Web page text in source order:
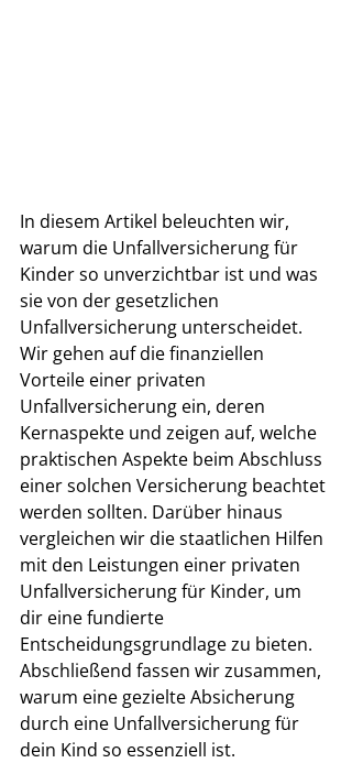
In diesem Artikel beleuchten wir,
warum die Unfallversicherung für
Kinder so unverzichtbar ist und was
sie von der gesetzlichen
Unfallversicherung unterscheidet.
Wir gehen auf die finanziellen
Vorteile einer privaten
Unfallversicherung ein, deren
Kernaspekte und zeigen auf, welche
praktischen Aspekte beim Abschluss
einer solchen Versicherung beachtet
werden sollten. Darüber hinaus
vergleichen wir die staatlichen Hilfen
mit den Leistungen einer privaten
Unfallversicherung für Kinder, um
dir eine fundierte
Entscheidungsgrundlage zu bieten.
Abschließend fassen wir zusammen,
warum eine gezielte Absicherung
durch eine Unfallversicherung für
dein Kind so essenziell ist.